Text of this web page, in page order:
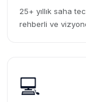
25+ yıllık saha
rehberli ve
💻